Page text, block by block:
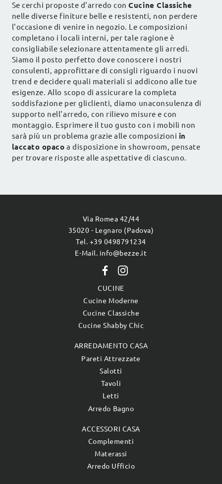
Se cerchi proposte d'arredo conCucine Classiche
nelle diverse finiture belle e resistenti, non perdere
l'occasione di venire in negozio. Le composizioni
completano i locali interni, per tale ragione è
consigliabile selezionare attentamente gli arredi.
Siamo il posto perfetto dove conoscere i nostri
consulenti, approfittare di consigli riguardo i nuovi
trend e decidere quali materiali si addicono alle tue
esigenze. Allo scopo di assicurare la completa
soddisfazione per gliclienti, diamo unaconsulenza di
supporto nell'arredo, con rilievo misure e con
montaggio. Esprimere il tuo gusto con i mobili non
sarà più un problema grazie alle composizioni in
laccato opaco a disposizione in showroom, pensate
per trovare risposte alle aspettative di ciascuno.
Via Romea 42/44
35020 - Legnaro (Padova)
Tel. +39 0498791234
E-Mail. info@bezze.it
CUCINE
Cucine Moderne
Cucine Classiche
Cucine Shabby Chic
ARREDAMENTO CASA
Pareti Attrezzate
Salotti
Tavoli
Letti
Arredo Bagno
ACCESSORI CASA
Complementi
Materassi
Arredo Ufficio